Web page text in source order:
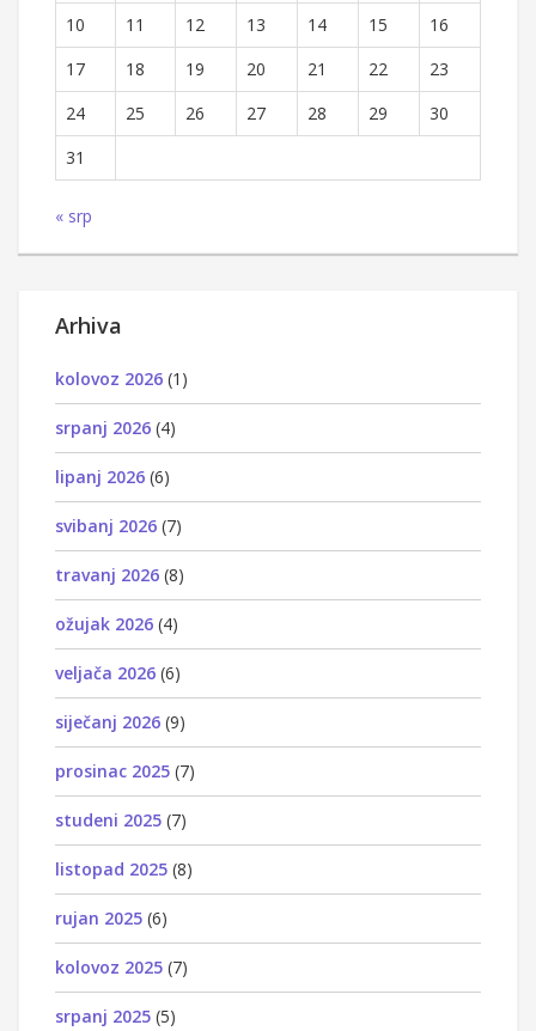
10
11 12 13 14 15
16
17
18 19 20 21 22
23
24
25 26 27 28 29
30
31
« srp
Arhiva
kolovoz 2026 (1)
srpanj 2026 (4)
lipanj 2026 (6)
svibanj 2026 (7)
travanj 2026 (8)
ožujak 2026 (4)
veljača 2026 (6)
siječanj 2026 (9)
prosinac 2025 (7)
studeni 2025 (7)
listopad 2025 (8)
rujan 2025 (6)
kolovoz 2025 (7)
srpanj 2025 (5)